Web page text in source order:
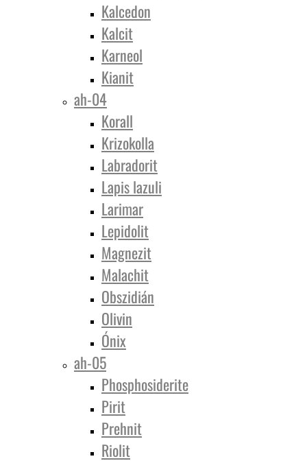
Kalcedon
Kalcit
Karneol
Kianit
ah-04
Korall
Krizokolla
Labradorit
Lapis lazuli
Larimar
Lepidolit
Magnezit
Malachit
Obszidián
Olivin
Ónix
ah-05
Phosphosiderite
Pirit
Prehnit
Riolit